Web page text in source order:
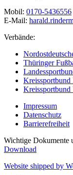
Mobil: 0170-5436556
E-Mail:
Verbände:
Thüringer
Kreissportbund
Impressum
Datenschutz
Barrierefreiheit
Wichtige Dokumente
Download
Website shipped by